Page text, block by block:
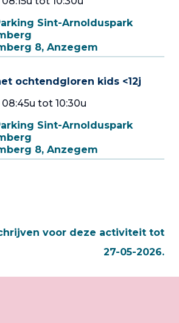
Sint-Arnolduspark
8, Anzegem
ochtendgloren kids <12j
tot 10:30u
Sint-Arnolduspark
8, Anzegem
voor deze activiteit tot
27-05-2026.